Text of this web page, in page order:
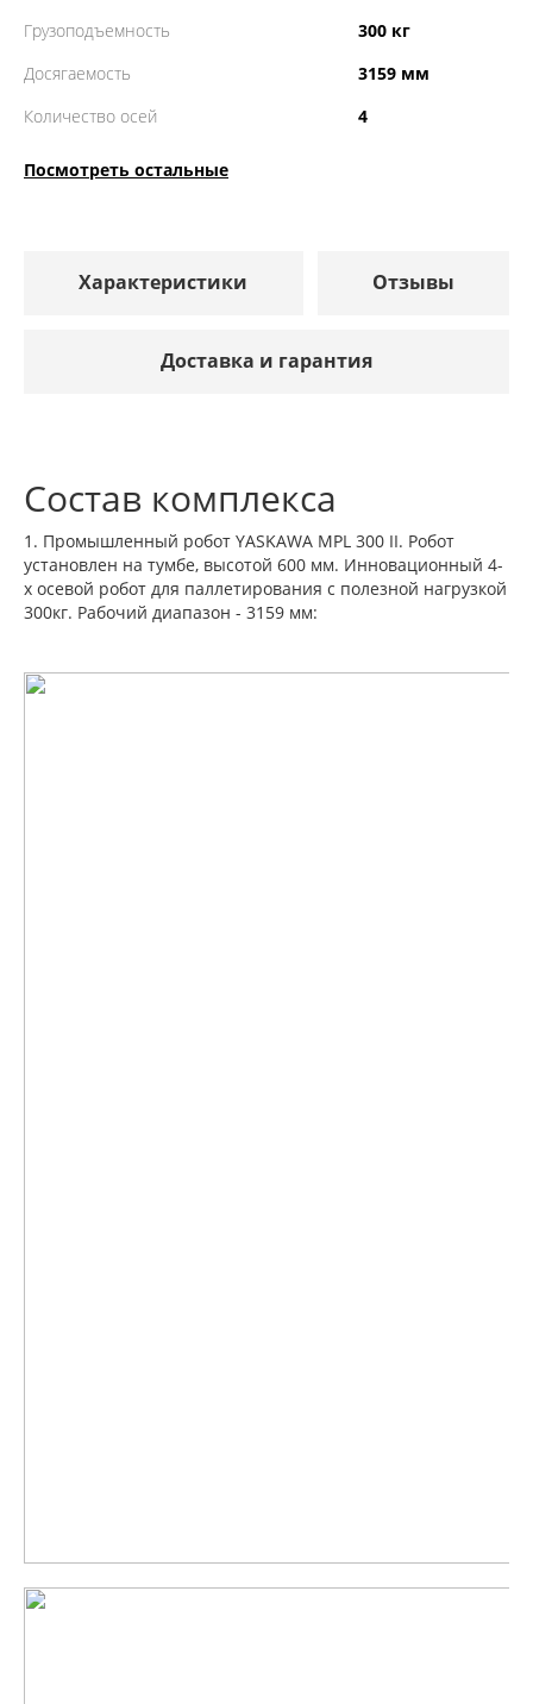
Грузоподъемность
300 кг
Досягаемость
3159 мм
Количество осей
4
Посмотреть остальные
Характеристики Отзывы
Доставка и гарантия
Состав комплекса
1. Промышленный робот YASKAWA MPL 300 II. Робот
установлен на тумбе, высотой 600 мм. Инновационный 4-
х осевой робот для паллетирования с полезной нагрузкой
300кг. Рабочий диапазон - 3159 мм: